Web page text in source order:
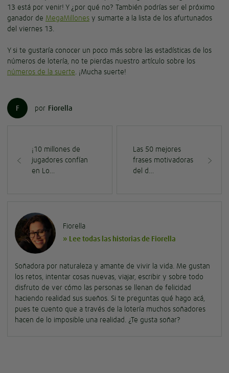
13 está por venir! Y ¿por qué no? También podrías ser el próximo
ganador de MegaMillones y sumarte a la lista de los afurtunados
del viernes 13.
Y si te gustaría conocer un poco más sobre las estadísticas de los
números de lotería, no te pierdas nuestro artículo sobre los
números de la suerte. ¡Mucha suerte!
F por Fiorella
¡10 millones de
jugadores confían
en Lo…
Las 50 mejores
frases motivadoras
del d…
Fiorella
» Lee todas las historias de Fiorella
Soñadora por naturaleza y amante de vivir la vida. Me gustan
los retos, intentar cosas nuevas, viajar, escribir y sobre todo
disfruto de ver cómo las personas se llenan de felicidad
haciendo realidad sus sueños. Si te preguntas qué hago acá,
pues te cuento que a través de la lotería muchos soñadores
hacen de lo imposible una realidad. ¿Te gusta soñar?